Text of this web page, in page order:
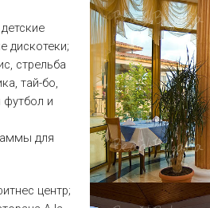
дискотеки;
стрельба
тай-бо,
и
для
центр;